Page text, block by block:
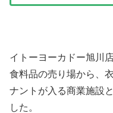
イトーヨーカドー旭川
食料品の売り場から、
ナントが入る商業施設
した。